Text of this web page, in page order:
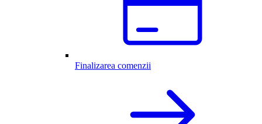
Finalizarea comenzii